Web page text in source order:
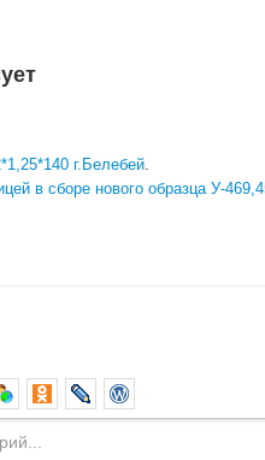
г.Белебей.
в сборе нового образца У-